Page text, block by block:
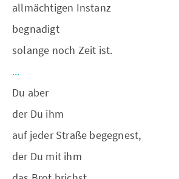
allmächtigen Instanz
begnadigt
solange noch Zeit ist.
...
Du aber
der Du ihm
auf jeder Straße begegnest,
der Du mit ihm